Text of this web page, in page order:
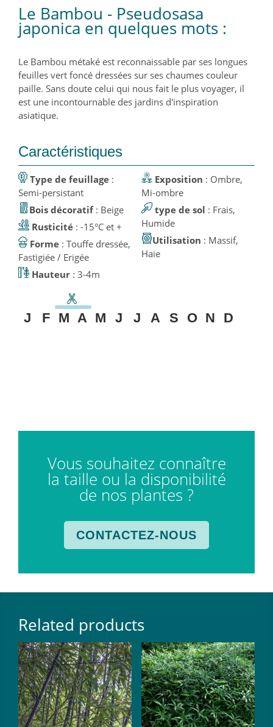
Le Bambou - Pseudosasa
japonica en quelques mots :
Le Bambou métaké est reconnaissable par ses longues
feuilles vert foncé dressées sur ses chaumes couleur
paille. Sans doute celui qui nous fait le plus voyager, il
est une incontournable des jardins d'inspiration
asiatique.
Caractéristiques
Type de feuillage :
Semi-persistant
Bois décoratif
: Beige
Rusticité : -15°C et +
Forme : Touffe dressée,
Fastigiée / Erigée
Hauteur : 3-4m
Exposition : Ombre,
Mi-ombre
type de sol : Frais,
Humide
Utilisation : Massif,
Haie
J F M A M J J A S O N D
Vous souhaitez connaître
la taille ou la disponibilité
de nos plantes ?
CONTACTEZ-NOUS
Related products